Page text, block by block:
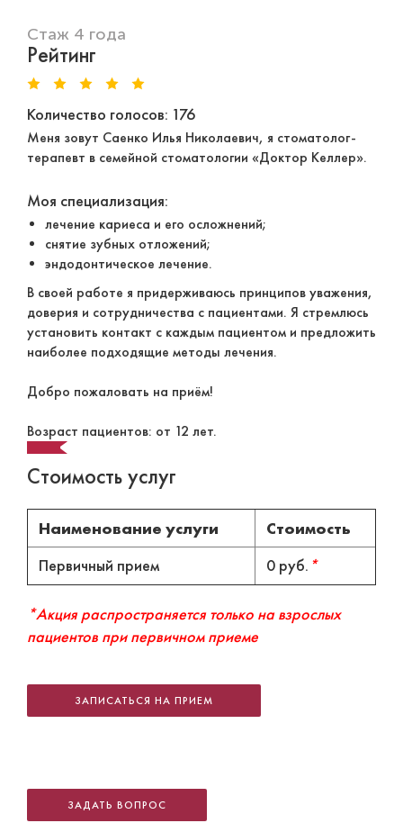
Стаж 4 года
Рейтинг
Количество голосов: 176
Меня зовут Саенко Илья Николаевич, я стоматолог-
терапевт в семейной стоматологии «Доктор Келлер».
Моя специализация:
лечение кариеса и его осложнений;
снятие зубных отложений;
эндодонтическое лечение.
В своей работе я придерживаюсь принципов уважения,
доверия и сотрудничества с пациентами. Я стремлюсь
установить контакт с каждым пациентом и предложить
наиболее подходящие методы лечения.
Добро пожаловать на приём!
Возраст пациентов: от 12 лет.
Стоимость услуг
Наименование услуги Стоимость
Первичный прием 0 руб. *
*Акция распространяется только на взрослых
пациентов при первичном приеме
ЗАПИСАТЬСЯ НА ПРИЕМ
ЗАДАТЬ ВОПРОС